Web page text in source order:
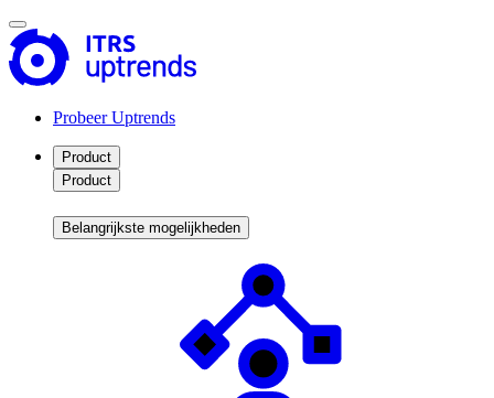
Probeer Uptrends
Product
Product
Belangrijkste mogelijkheden